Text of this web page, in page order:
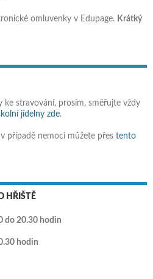
omluvenky v Edupage. Krátký
stravování, prosím, směřujte vždy
jídelny zde.
případě nemoci můžete přes tento
HŘIŠTĚ
do 20.30 hodin
hodin